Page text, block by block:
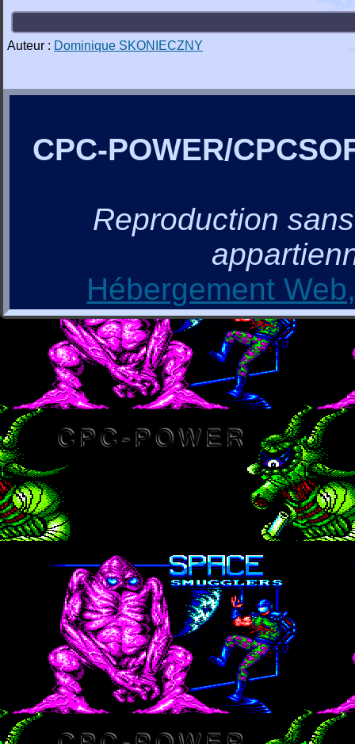
Auteur : Dominique SKONIECZNY
CPC-POWER/
Reproduction
Hébergement